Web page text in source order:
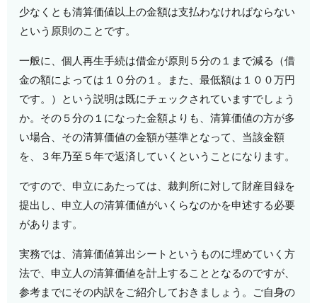
少なくとも清算価値以上の金額は支払わなければならない
という原則のことです。
一般に、個人再生手続は借金が原則５分の１まで減る（借
金の額によっては１０分の１。また、最低額は１００万円
です。）という説明は既にチェックされていますでしょう
か。その５分の１になった金額よりも、清算価値の方が多
い場合、その清算価値の金額が基準となって、当該金額
を、３年乃至５年で返済していくということになります。
ですので、申立にあたっては、裁判所に対して財産目録を
提出し、申立人の清算価値がいくらなのかを申述する必要
があります。
実務では、清算価値算出シートというものに埋めていく方
法で、申立人の清算価値を計上することとなるのですが、
参考までにその内訳をご紹介しておきましょう。ご自身の